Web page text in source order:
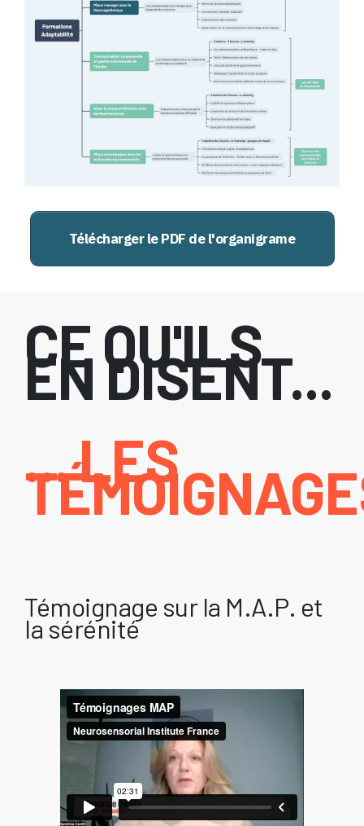
Télécharger le PDF de l'organigrame
CE QU'ILS
EN DISENT...
... LES
Témoignage sur la M.A.P. et
la sérénité